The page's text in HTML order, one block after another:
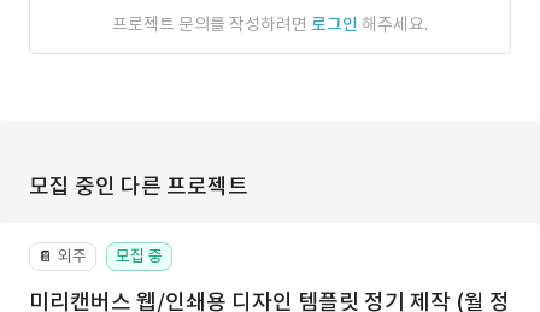
프로젝트 문의를 작성하려면 로그인 해주세요.
모집 중인 다른 프로젝트
📔 외주 모집 중
미리캔버스 웹/인쇄용 디자인 템플릿 정기 제작 (월 정